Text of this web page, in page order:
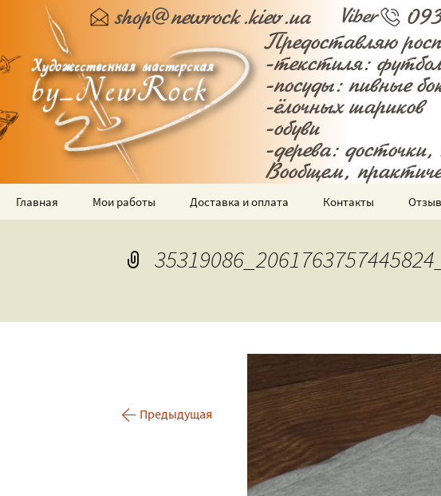
Роспись текстиля, посуды и
Главная Мои работы
футболок
Роспись ёлочных
Ручная роспись по
ткани
Доставка и оплата Контакты
← Предыдущая